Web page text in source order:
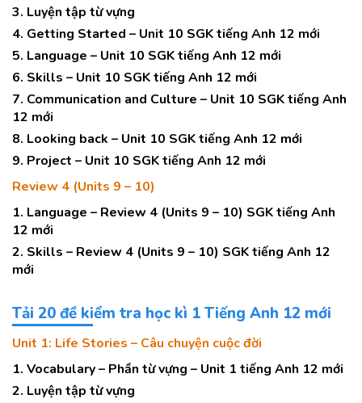
3. Luyện tập từ vựng
4. Getting Started – Unit 10 SGK tiếng Anh 12 mới
5. Language – Unit 10 SGK tiếng Anh 12 mới
6. Skills – Unit 10 SGK tiếng Anh 12 mới
7. Communication and Culture – Unit 10 SGK tiếng Anh
12 mới
8. Looking back – Unit 10 SGK tiếng Anh 12 mới
9. Project – Unit 10 SGK tiếng Anh 12 mới
Review 4 (Units 9 – 10)
1. Language – Review 4 (Units 9 – 10) SGK tiếng Anh
12 mới
2. Skills – Review 4 (Units 9 – 10) SGK tiếng Anh 12
mới
Tải 20 đề kiểm tra học kì 1 Tiếng Anh 12 mới
Unit 1: Life Stories – Câu chuyện cuộc đời
1. Vocabulary – Phần từ vựng – Unit 1 tiếng Anh 12 mới
2. Luyện tập từ vựng